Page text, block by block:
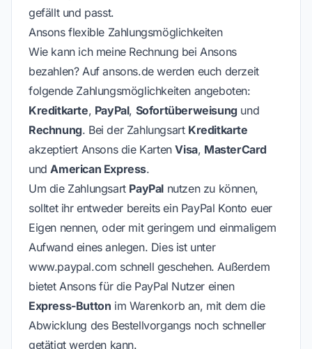
gefällt und passt.
Ansons flexible Zahlungsmöglichkeiten
Wie kann ich meine Rechnung bei Ansons
bezahlen? Auf ansons.de werden euch derzeit
folgende Zahlungsmöglichkeiten angeboten:
Kreditkarte, PayPal, Sofortüberweisung und
Rechnung. Bei der Zahlungsart Kreditkarte
akzeptiert Ansons die KartenVisa, MasterCard
undAmerican Express.
Um die Zahlungsart PayPal nutzen zu können,
solltet ihr entweder bereits ein PayPal Konto euer
Eigen nennen, oder mit geringem und einmaligem
Aufwand eines anlegen. Dies ist unter
www.paypal.com schnell geschehen. Außerdem
bietet Ansons für die PayPal Nutzer einen
Express-Button im Warenkorb an, mit dem die
Abwicklung des Bestellvorgangs noch schneller
getätigt werden kann.